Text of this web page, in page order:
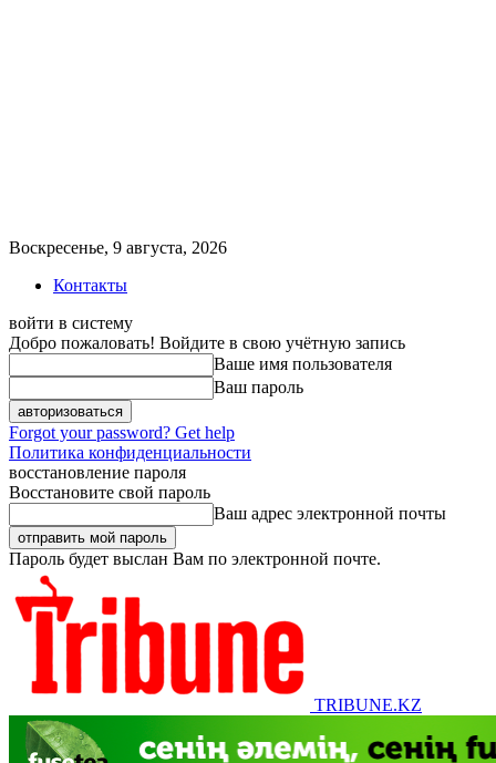
Воскресенье, 9 августа, 2026
Контакты
войти в систему
Добро пожаловать! Войдите в свою учётную запись
Ваше имя пользователя
Ваш пароль
Forgot your password? Get help
Политика конфиденциальности
восстановление пароля
Восстановите свой пароль
Ваш адрес электронной почты
Пароль будет выслан Вам по электронной почте.
TRIBUNE.KZ